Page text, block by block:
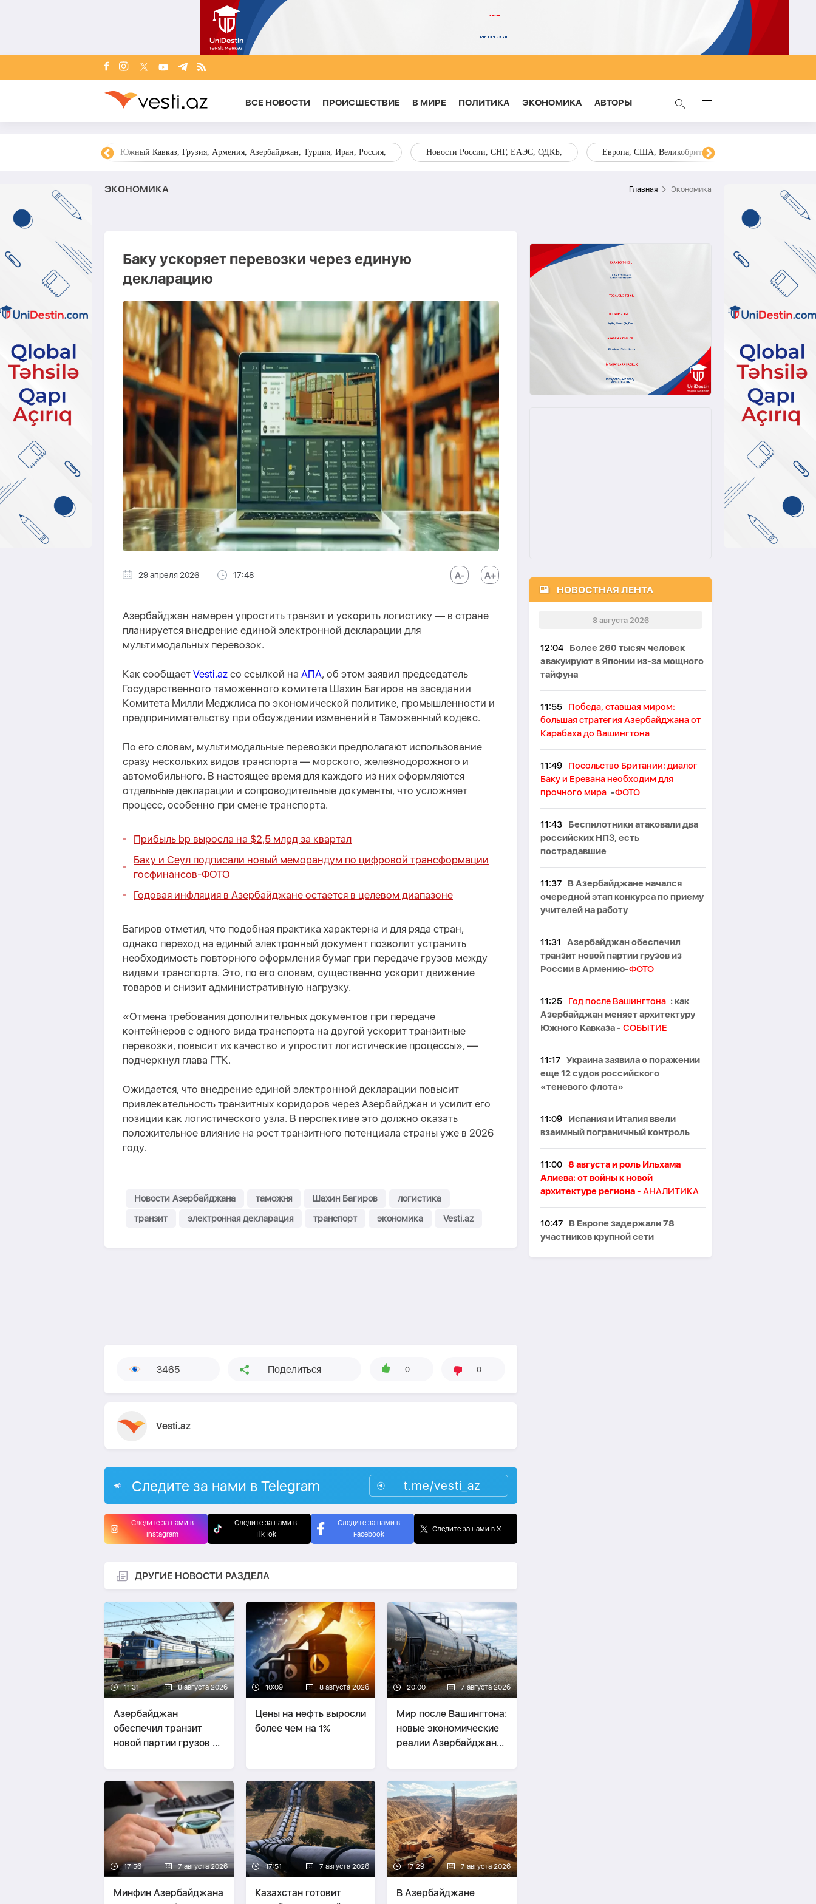
ВСЕ НОВОСТИ ПРОИСШЕСТВИЕ В МИРЕ ПОЛИТИКА ЭКОНОМИКА AВТОРЫ
Южный Кавказ, Грузия, Армения, Азербайджан, Турция, Иран, Россия, Новости России, СНГ, ЕАЭС, ОДКБ, Европа, США, Великобритания, Украина, Запад,
ЭКОНОМИКА Главная Экономика
Баку ускоряет перевозки через единую
декларацию
29 апреля 2026 17:48
Азербайджан намерен упростить транзит и ускорить логистику — в стране
планируется внедрение единой электронной декларации для
мультимодальных перевозок.
Как сообщает Vesti.az со ссылкой на АПА, об этом заявил председатель
Государственного таможенного комитета Шахин Багиров на заседании
Комитета Милли Меджлиса по экономической политике, промышленности и
предпринимательству при обсуждении изменений в Таможенный кодекс.
По его словам, мультимодальные перевозки предполагают использование
сразу нескольких видов транспорта — морского, железнодорожного и
автомобильного. В настоящее время для каждого из них оформляются
отдельные декларации и сопроводительные документы, что усложняет
процесс, особенно при смене транспорта.
Прибыль bp выросла на $2,5 млрд за квартал
Баку и Сеул подписали новый меморандум по цифровой трансформации
госфинансов-ФОТО
Годовая инфляция в Азербайджане остается в целевом диапазоне
Багиров отметил, что подобная практика характерна и для ряда стран,
однако переход на единый электронный документ позволит устранить
необходимость повторного оформления бумаг при передаче грузов между
видами транспорта. Это, по его словам, существенно ускорит движение
товаров и снизит административную нагрузку.
«Отмена требования дополнительных документов при передаче
контейнеров с одного вида транспорта на другой ускорит транзитные
перевозки, повысит их качество и упростит логистические процессы», —
подчеркнул глава ГТК.
Ожидается, что внедрение единой электронной декларации повысит
привлекательность транзитных коридоров через Азербайджан и усилит его
позиции как логистического узла. В перспективе это должно оказать
положительное влияние на рост транзитного потенциала страны уже в 2026
году.
Новости Азербайджана таможня Шахин Багиров
логистика
транзит
электронная декларация транспорт экономика Vesti.az
3465 Поделиться 0 0
Vesti.az
Следите за нами в Telegram t.me/vesti_az
Следите за нами в
Instagram
Следите за нами в
TikTok
Следите за нами в
Facebook
Следите за нами в X
ДРУГИЕ НОВОСТИ РАЗДЕЛА
11:31 8 августа 2026
Азербайджан
обеспечил транзит
новой партии грузов из
ФОТО
10:09 8 августа 2026
Цены на нефть выросли
более чем на 1%
20:00 7 августа 2026
Мир после Вашингтона:
новые экономические
реалии Азербайджана
СТРАТЕГИЯ
17:56 7 августа 2026
Минфин Азербайджана
17:51 7 августа 2026
Казахстан готовит
17:29 7 августа 2026
В Азербайджане
НОВОСТНАЯ ЛЕНТА
8 августа 2026
12:04
Более 260 тысяч человек
эвакуируют в Японии из-за мощного
тайфуна
11:55
Победа, ставшая миром:
большая стратегия Азербайджана от
Карабаха до Вашингтона
11:49
Посольство Британии: диалог
Баку и Еревана необходим для
прочного мира -ФОТО
11:43
Беспилотники атаковали два
российских НПЗ, есть
пострадавшие
11:37
В Азербайджане начался
очередной этап конкурса по приему
учителей на работу
11:31
Азербайджан обеспечил
транзит новой партии грузов из
России в Армению-ФОТО
11:25 Год после Вашингтона : как
Азербайджан меняет архитектуру
Южного Кавказа - СОБЫТИЕ
11:17 Украина заявила о поражении
еще 12 судов российского
«теневого флота»
11:09
Испания и Италия ввели
взаимный пограничный контроль
11:00 8 августа и роль Ильхама
Алиева: от войны к новой
архитектуре региона - АНАЛИТИКА
10:47
В Европе задержали 78
участников крупной сети
перевозчиков нелегальных